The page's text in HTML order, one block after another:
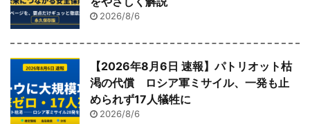
2026/8/6
【2026年8月6日 速報】パトリオット枯
渇の代償 ロシア軍ミサイル、一発も止
められず17人犠牲に
2026/8/6